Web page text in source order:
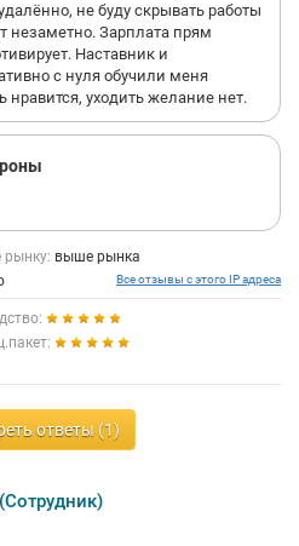
не буду скрывать работы
незаметно. Зарплата прям
Наставник и
с нуля обучили меня
уходить желание нет.
рынку: выше рынка
Все отзывы с этого IP адреса
ответы (1)